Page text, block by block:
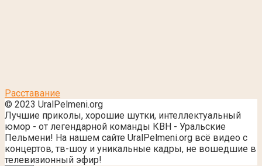
Расставание
© 2023 UralPelmeni.org
Лучшие приколы, хорошие шутки, интеллектуальный
юмор - от легендарной команды КВН - Уральские
Пельмени! На нашем сайте UralPelmeni.org всё видео с
концертов, тв-шоу и уникальные кадры, не вошедшие в
телевизионный эфир!